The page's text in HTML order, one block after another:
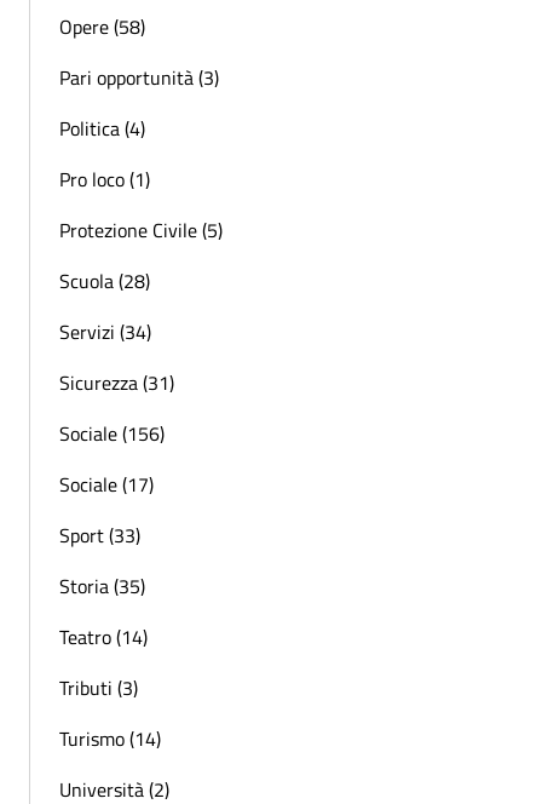
Opere (58)
Pari opportunità (3)
Politica (4)
Pro loco (1)
Protezione Civile (5)
Scuola (28)
Servizi (34)
Sicurezza (31)
Sociale (156)
Sociale (17)
Sport (33)
Storia (35)
Teatro (14)
Tributi (3)
Turismo (14)
Università (2)